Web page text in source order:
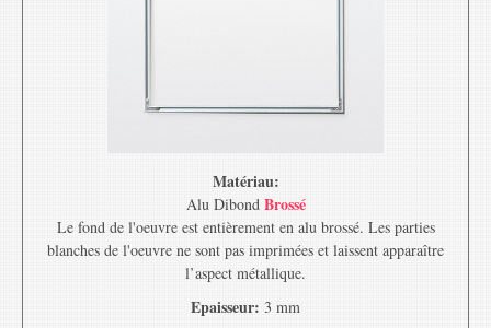
Matériau:
Alu Dibond Brossé
Le fond de l'oeuvre est entièrement en alu brossé. Les parties
blanches de l'oeuvre ne sont pas imprimées et laissent apparaître
l’aspect métallique.
Epaisseur: 3 mm